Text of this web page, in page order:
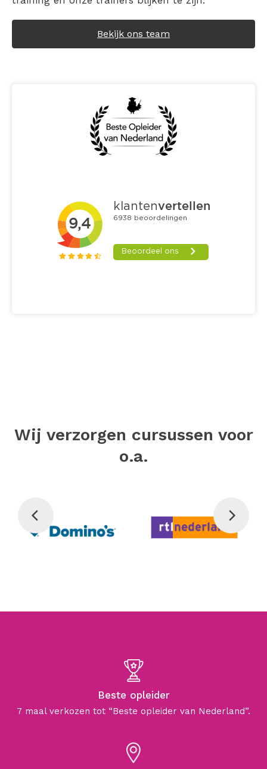
Bekijk ons team
Wij verzorgen cursussen voor
o.a.
Beste opleider
7 maal verkozen tot “Beste opleider van Nederland”.